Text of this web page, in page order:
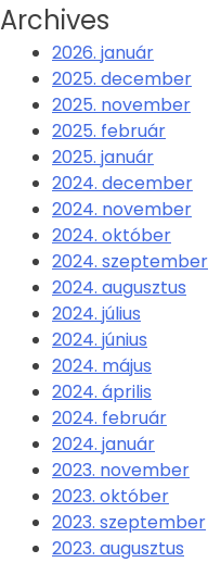
Archives
2026. január
2025. december
2025. november
2025. február
2025. január
2024. december
2024. november
2024. október
2024. szeptember
2024. augusztus
2024. július
2024. június
2024. május
2024. április
2024. február
2024. január
2023. november
2023. október
2023. szeptember
2023. augusztus